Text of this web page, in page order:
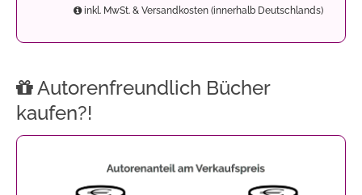
inkl. MwSt. & Versandkosten (innerhalb Deutschlands)
Autorenfreundlich Bücher
kaufen?!